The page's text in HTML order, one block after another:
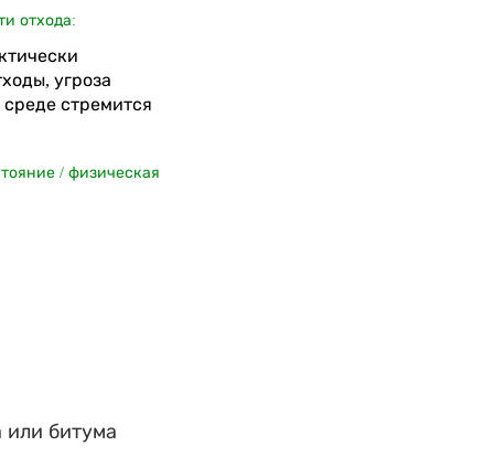
отхода:
угроза
стремится
/ физическая
или битума